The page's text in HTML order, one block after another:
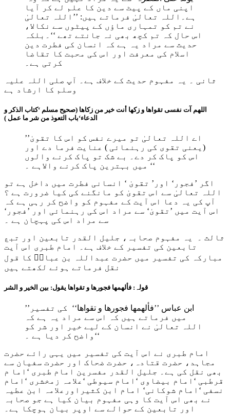
اپنی ماں کے پیٹ سے دین کا علم لے کر آیا
ہے۔اللہ تعالیٰ فرماتے ہیں: ’’اللہ تعالیٰ
نے تم کو تمہاری ماؤں کے پیٹوں سے نکالا،
اس حال کہ تم کچھ بھی نہ جانتے تھے ‘‘۔بلکہ
حدیث سے مراد یہ ہے کہ انسان کی فطرت دین
اسلام کی معرفت اور اس کی محبت کا تقاضا
کرتی ہے۔
ثانی ۔ یہ مفہوم حدیث کے خلاف ہے۔ آپ صلی اللہ علیہ
اللھم آت نفسی تقواھا و زکھا أنت خیر من زکاھا (صحیح مسلم ‘کتاب الذکر و
الدعاء‘باب التعوذ من شر ما عمل )
’’اے اللہ تعالیٰ تو میرے نفس کو اس کا تقویٰ
(یعنی تقوی کی رہنمائی ) عنایت فرما دے اور
اس کو پاک کر دے۔ بے شک تو پاک کرنے والوں
میں بہترین پاک کرنے والاہے ۔ ‘‘
اگر ’فجور‘ اور’ تقویٰ ‘ انسانی فطرت میں داخل ہے تو
اللہ تعالیٰ سے اس تقویٰ کو مانگنے کی کیا ضرورت ہے ؟
آپ کی یہ دعا اس آیت کے مفہوم کو واضح کر رہی ہے کہ
اس آیت میں ’تقویٰ‘ سے مراد اس کی رہنمائی اور ’فجور‘
سے مراد اس کی پہچان ہے ۔
ثالث ۔ یہ مفہوم صحابہ، جلیل القدر تابعین اور تبع
تابعین کی تفسیر کے خلاف ہے۔ امام طبری اس آیت
مبارکہ کی تفسیر میں حضرت عبداللہ بن عباسؓ کا قول
قولہ: فألھمھا فجورھا و تقواھا یقول: بین الخیر و الشر
’’ابن عباس ’’فألھمھا فجورھا و تقواھا‘‘ کی تفسیر
میں فرماتے ہیں کہ اس سے مراد یہ ہے کہ
اللہ تعالیٰ نے انسان کے لیے خیر اور شر کو
واضح کر دیا ہے ۔‘‘
امام طبری نے اس آیت کی تفسیر میں یہی رائے حضرت
مجاہد، حضرت قتادہ، حضرت ضحاک اور حضرت سفیان سے
بھی نقل کی ہے۔ جلیل القدر مفسرین امام طبری ‘اما م
قرطبی ‘امام بیضاوی ‘امام سیوطی ‘علامہ زمخشری ‘امام
نسفی ‘امام شوکانی‘ امام ابن کثیراورعلامہ ابن عطیہ
نے بھی اس آیت کا وہی مفہوم بیان کیا ہے جو صحابہ
اور تابعین کے حوالے سے اوپر بیان ہوچکا ہے۔